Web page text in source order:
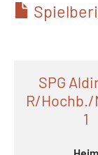
SPG
R/Hochb./
1